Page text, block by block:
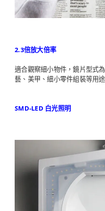
2.3倍放大倍率
適合觀察細小物件，鏡片型式
藝、美甲、細小零件組裝等用途
SMD-LED 白光照明